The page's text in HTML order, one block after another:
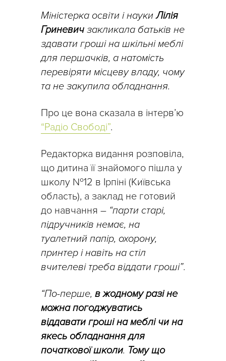
Міністерка освіти і наукиЛілія
Гриневич закликала батьків не
здавати гроші на шкільні меблі
для першачків, а натомість
перевіряти місцеву владу, чому
та не закупила обладнання.
Про це вона сказала в інтерв’ю
“Радіо Свободі”.
Редакторка видання розповіла,
що дитина її знайомого пішла у
школу №12 в Ірпіні (Київська
область), а заклад не готовий
до навчання – “парти старі,
підручників немає, на
туалетний папір, охорону,
принтер і навіть на стіл
вчителеві треба віддати гроші”.
“По-перше, в жодному разі не
можна погоджуватись
віддавати гроші на меблі чи на
якесь обладнання для
початкової школи. Тому що